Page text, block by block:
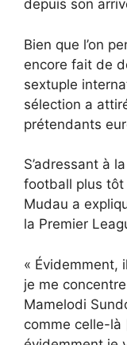
depuis son
Bien que l’on
encore fait de
sextuple
sélection a
prétendants
S’adressant à
football plus
Mudau a
la Premier
« Évidemment,
je me
Mamelodi
comme celle-là